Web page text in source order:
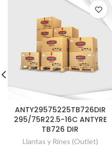
ANTY29575225TB726DIR
295/75R22.5-16C ANTYRE
TB726 DIR
Llantas y Rines (Outlet)